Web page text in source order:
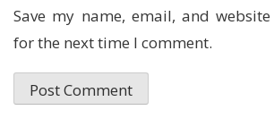
Save my name, email, and
for the next time I comment.